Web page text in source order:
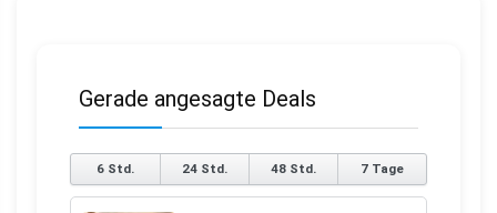
Gerade angesagte Deals
6 Std. 24 Std. 48 Std. 7 Tage